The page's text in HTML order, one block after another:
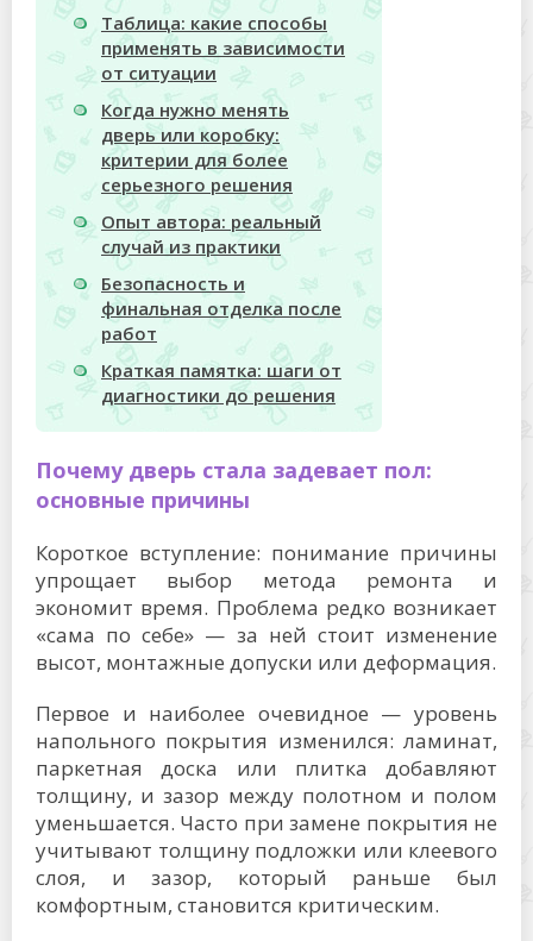
Таблица: какие способы
применять в зависимости
от ситуации
Когда нужно менять
дверь или коробку:
критерии для более
серьезного решения
Опыт автора: реальный
случай из практики
Безопасность и
финальная отделка после
работ
Краткая памятка: шаги от
диагностики до решения
Почему дверь стала задевает пол:
основные причины
Короткое вступление: понимание причины
упрощает выбор метода ремонта и
экономит время. Проблема редко возникает
«сама по себе» — за ней стоит изменение
высот, монтажные допуски или деформация.
Первое и наиболее очевидное — уровень
напольного покрытия изменился: ламинат,
паркетная доска или плитка добавляют
толщину, и зазор между полотном и полом
уменьшается. Часто при замене покрытия не
учитывают толщину подложки или клеевого
слоя, и зазор, который раньше был
комфортным, становится критическим.